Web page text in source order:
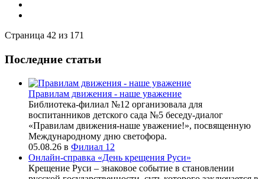
Страница 42 из 171
Последние статьи
Правилам движения - наше уважение
Библиотека-филиал №12 организовала для
воспитанников детского сада №5 беседу-диалог
«Правилам движения-наше уважение!», посвященную
Международному дню светофора.
05.08.26 в Филиал 12
Онлайн-справка «День крещения Руси»
Крещение Руси – знаковое событие в становлении